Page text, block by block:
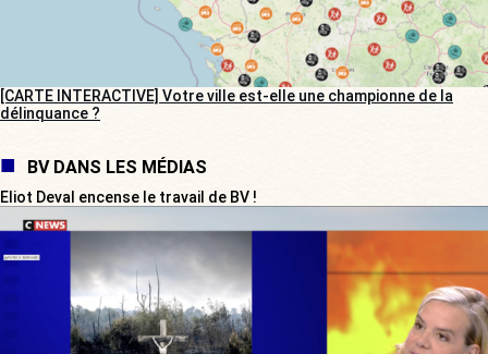
[CARTE INTERACTIVE] Votre ville est-elle une championne de la
délinquance ?
BV DANS LES MÉDIAS
Eliot Deval encense le travail de BV !